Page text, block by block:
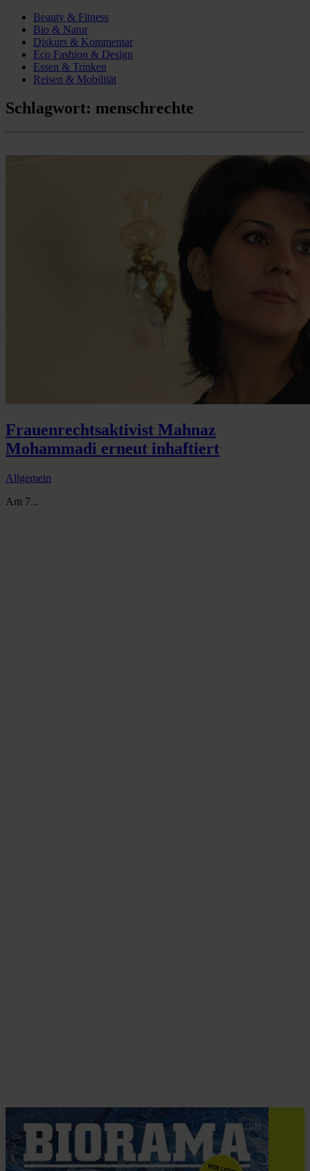
Beauty & Fitness
Bio & Natur
Diskurs & Kommentar
Eco Fashion & Design
Essen & Trinken
Reisen & Mobilität
Schlagwort: menschrechte
Frauenrechtsaktivist Mahnaz
Mohammadi erneut inhaftiert
Allgemein
Am 7...